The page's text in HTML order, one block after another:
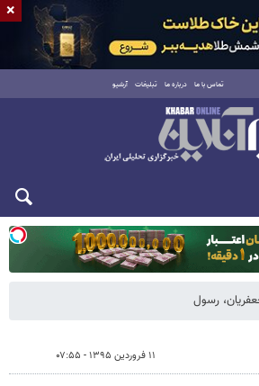
تماس با ما درباره ما تبلیغات آرشیو
۱۴۰۵
رسول
۱۱ فروردین ۱۳۹۵ - ۰۷:۵۵
×